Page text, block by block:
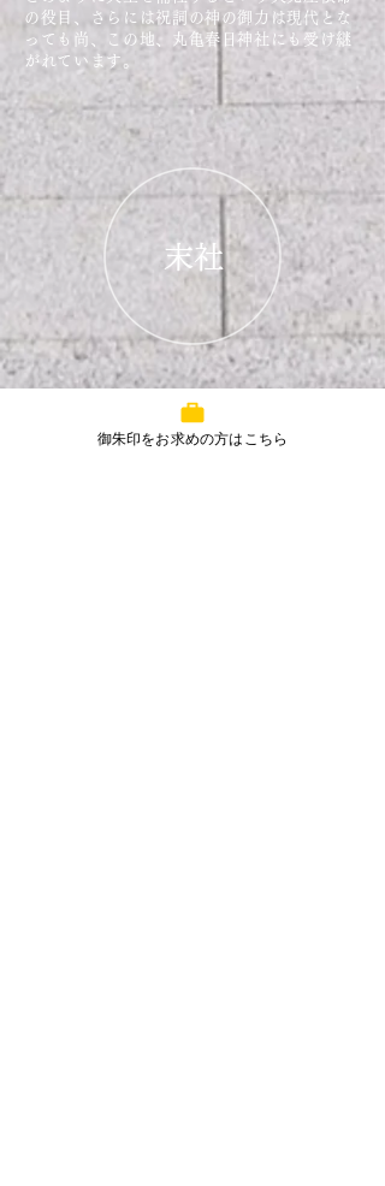
の役目、さらには祝詞の神の御力は現代とな
っても尚、この地、丸亀春日神社にも 受け継
がれています。
​
末社
御朱印をお求めの方はこちら